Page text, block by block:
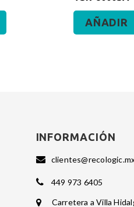
AÑADIR
INFORMACIÓN
449 973 6405
Carretera a Villa